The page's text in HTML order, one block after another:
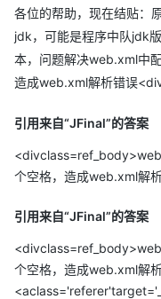
Method)
at
cessorImpl.java:57)
at
at
各位的帮助，现在结贴：
jdk，可能是程序中队jdk
本，问题解决web.xml中
造成web.xml解析错误
引用来自“JFinal”的答案
个空格，造成web.xml解
引用来自“JFinal”的答案
个空格，造成web.xml解